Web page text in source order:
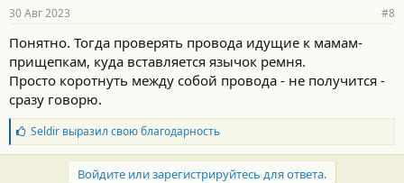
30 Авг 2023 #8
Понятно. Тогда проверять провода идущие к мамам-
прищепкам, куда вставляется язычок ремня.
Просто коротнуть между собой провода - не получится -
сразу говорю.
Б
л
а
Seldirвыразил свою благодарность
Войдите или зарегистрируйтесь для ответа.